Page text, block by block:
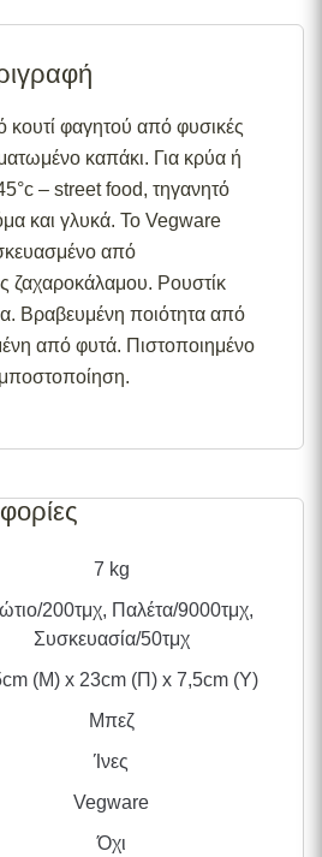
της παραγγελίας σας.
μπορεί να ζητηθεί κατόπιν
ποσότητα είναι άμεσα διαθέσιμη
σε 2 – 4 εβδομάδες από
της παραγγελίας σας.
σχετικά με τις
παρακαλούμε επικοινωνήστε
ή στο2315 005
κουτί φαγητού από φυσικές
καπάκι. Για κρύα ή
– street food, τηγανητό
και γλυκά. Το Vegware
από
ζαχαροκάλαμου. Ρουστίκ
Βραβευμένη ποιότητα από
από φυτά. Πιστοποιημένο
7 kg
200τμχ, Παλέτα/9000τμχ,
Συσκευασία/50τμχ
(Μ) x 23cm (Π) x 7,5cm (Υ)
Μπεζ
Ίνες
Vegware
Όχι